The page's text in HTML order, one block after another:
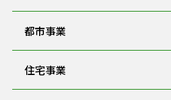
都市事業
住宅事業